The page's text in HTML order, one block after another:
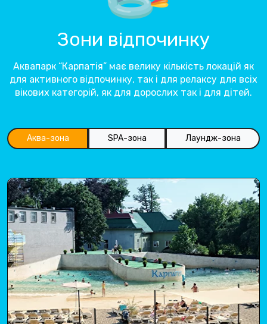
Зони відпочинку
Аквапарк “Карпатія” має велику кількість локацій як
для активного відпочинку, так і для релаксу для всіх
вікових категорій, як для дорослих так і для дітей.
Аква-зона SPA-зона Лаундж-зона